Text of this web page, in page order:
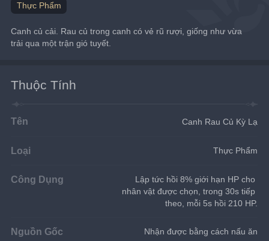
Thực Phẩm
Canh củ cải. Rau củ trong canh có vẻ rũ rượi, giống như vừa
trải qua một trận gió tuyết.
Thuộc Tính
Tên Canh Rau Củ Kỳ Lạ
Loại Thực Phẩm
Công Dụng
Lập tức hồi 8% giới hạn HP cho
nhân vật được chọn, trong 30s tiếp
theo, mỗi 5s hồi 210 HP.
Nguồn Gốc Nhận được bằng cách nấu ăn